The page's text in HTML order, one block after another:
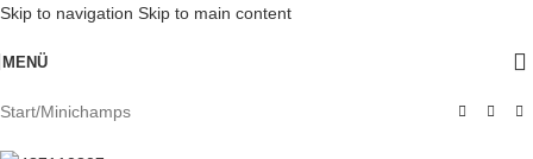
Skip to navigation Skip to main content
MENÜ
Start/Minichamps